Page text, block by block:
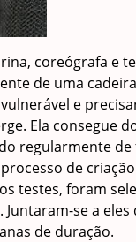
coreógrafa e
de uma
e
Ela consegue
regularmente
de
testes, foram
se a
de duração.